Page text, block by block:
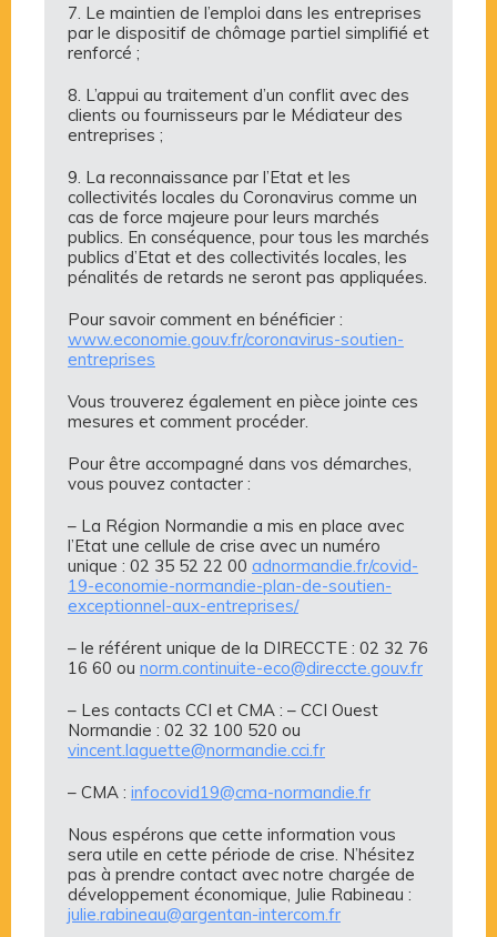
7. Le maintien de l’emploi dans les entreprises
par le dispositif de chômage partiel simplifié et
renforcé ;
8. L’appui au traitement d’un conflit avec des
clients ou fournisseurs par le Médiateur des
entreprises ;
9. La reconnaissance par l’Etat et les
collectivités locales du Coronavirus comme un
cas de force majeure pour leurs marchés
publics. En conséquence, pour tous les marchés
publics d’Etat et des collectivités locales, les
pénalités de retards ne seront pas appliquées.
Pour savoir comment en bénéficier :
www.economie.gouv.fr/coronavirus-soutien-
entreprises
Vous trouverez également en pièce jointe ces
mesures et comment procéder.
Pour être accompagné dans vos démarches,
vous pouvez contacter :
– La Région Normandie a mis en place avec
l’Etat une cellule de crise avec un numéro
unique : 02 35 52 22 00 adnormandie.fr/covid-
19-economie-normandie-plan-de-soutien-
exceptionnel-aux-entreprises/
– le référent unique de la DIRECCTE : 02 32 76
16 60 ou norm.continuite-eco@direccte.gouv.fr
– Les contacts CCI et CMA : – CCI Ouest
Normandie : 02 32 100 520 ou
vincent.laguette@normandie.cci.fr
– CMA : infocovid19@cma-normandie.fr
Nous espérons que cette information vous
sera utile en cette période de crise. N’hésitez
pas à prendre contact avec notre chargée de
développement économique, Julie Rabineau :
julie.rabineau@argentan-intercom.fr